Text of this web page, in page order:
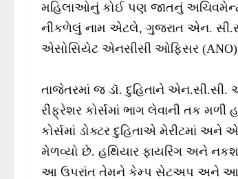
મહિલાઓનું કોઈ પણ જાતનું
નીકળેલું નામ એટલે, ગુજરાત એન.
એસોસિયેટ એનસીસી ઓફિસર (ANO)
તાજેતરમાં જ ડૉ. દુહિતાને એન.સી.સી.
રીફ્રેશર કોર્સમાં ભાગ લેવાની તક
કોર્સમાં ડોક્ટર દુહિતાએ મેરીટમાં
મેળવ્યો છે. હથિયાર ફાયરિંગ અને
આ ઉપરાંત તેમને કેમ્પ સેટઅપ અને